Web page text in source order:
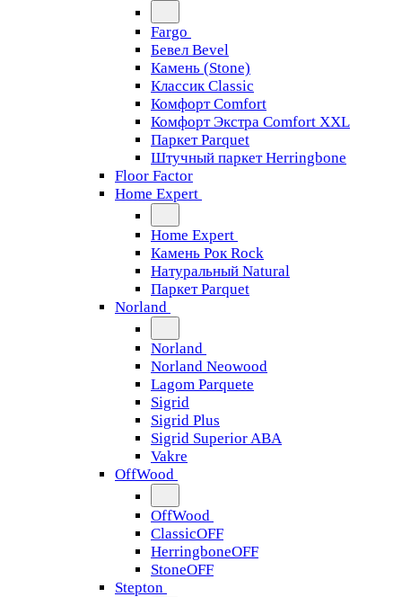
Fargo
Бевел Bevel
Камень (Stone)
Классик Classic
Комфорт Comfort
Комфорт Экстра Comfort XXL
Паркет Parquet
Штучный паркет Herringbone
Floor Factor
Home Expert
Home Expert
Камень Рок Rock
Натуральный Natural
Паркет Parquet
Norland
Norland
Norland Neowood
Lagom Parquete
Sigrid
Sigrid Plus
Sigrid Superior ABA
Vakre
OffWood
OffWood
ClassicOFF
HerringboneOFF
StoneOFF
Stepton